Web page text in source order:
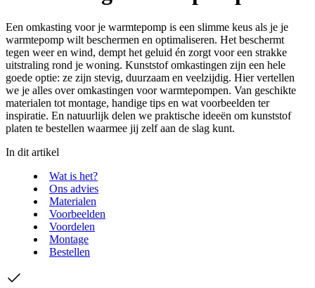
Een omkasting voor je warmtepomp is een slimme keus als je je
warmtepomp wilt beschermen en optimaliseren. Het beschermt
tegen weer en wind, dempt het geluid én zorgt voor een strakke
uitstraling rond je woning. Kunststof omkastingen zijn een hele
goede optie: ze zijn stevig, duurzaam en veelzijdig. Hier vertellen
we je alles over omkastingen voor warmtepompen. Van geschikte
materialen tot montage, handige tips en wat voorbeelden ter
inspiratie. En natuurlijk delen we praktische ideeën om kunststof
platen te bestellen waarmee jij zelf aan de slag kunt.
In dit artikel
Wat is het?
Ons advies
Materialen
Voorbeelden
Voordelen
Montage
Bestellen